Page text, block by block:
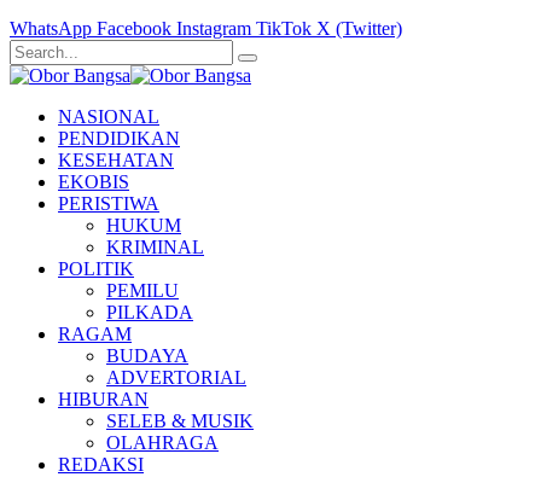
WhatsApp Facebook Instagram TikTok X (Twitter)
NASIONAL
PENDIDIKAN
KESEHATAN
EKOBIS
PERISTIWA
HUKUM
KRIMINAL
POLITIK
PEMILU
PILKADA
RAGAM
BUDAYA
ADVERTORIAL
HIBURAN
SELEB & MUSIK
OLAHRAGA
REDAKSI